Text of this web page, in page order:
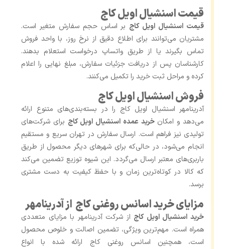
قیمت اسنشیال اویل کاج
قیمت اسنشیال اویل کاج بر اساس حجم سفارش متغیر است.
مشتریان می‌توانند برای اطلاع دقیق از نرخ روز، با واحد فروش
تماس بگیرند یا از طریق واتساپ درخواست استعلام بدهند.
کارشناسان پس از دریافت جزئیات سفارش، مبلغ نهایی را اعلام
کرده و مراحل ثبت خرید را تکمیل می‌کنند.
فروش اسنشیال اویل کاج
آدرینامهر اسنشیال اویل کاج را در بسته‌بندی‌های متنوع ارائه
می‌دهد و امکانخرید عمده اسنشیال اویل کاج برای شرکت‌های
تولیدی نیز فراهم است. ارسال سفارش در تهران سریع و مستقیم
انجام می‌شود، در حالی‌که برای شهرهای دیگر محصول از طریق
باربری‌های معتبر ارسال می‌گردد. این شیوه توزیع تضمین می‌کند
که کالا در کوتاه‌ترین زمان و با حفظ کیفیت به دست مشتری
برسد.
مزایای خرید اسانس روغنی کاج از آدرینامهر
خرید اسنشیال اویل کاج از شرکت آدرینامهر با مزایای متعددی
همراه است. مهم‌ترین ویژگی، تضمین اصالت و خلوص محصول
است، همچنین اسانس روغنی کاج ارائه ‌شده با انواع